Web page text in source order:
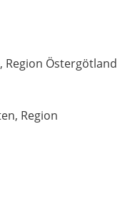
Region Östergötland
Region